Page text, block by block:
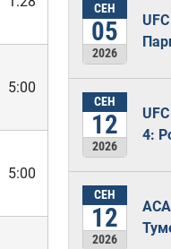
5:00
5:00
СЕН
05
2026
СЕН
12
2026
4:
СЕН
12
2026